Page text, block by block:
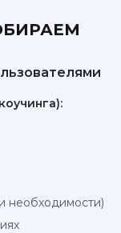
необходимости)